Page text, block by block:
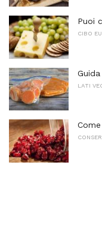
Puoi
CIBO
LATI